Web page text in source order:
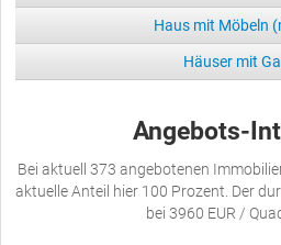
Haus mit Möbeln
Häuser mit
Angebots-
Bei aktuell 373 angebotenen
aktuelle Anteil hier 100 Prozent. Der
bei 3960 EUR /